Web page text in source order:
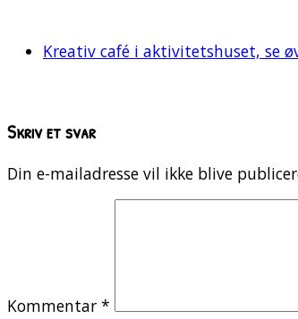
Kreativ café i aktivitetshuset, se
Skriv et svar
Din e-mailadresse vil ikke blive
Kommentar *